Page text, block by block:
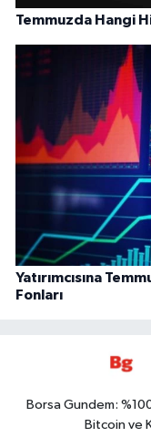
Temmuzda Hangi
Yatırımcısına
Fonları
Borsa Gundem:
Bitcoin ve